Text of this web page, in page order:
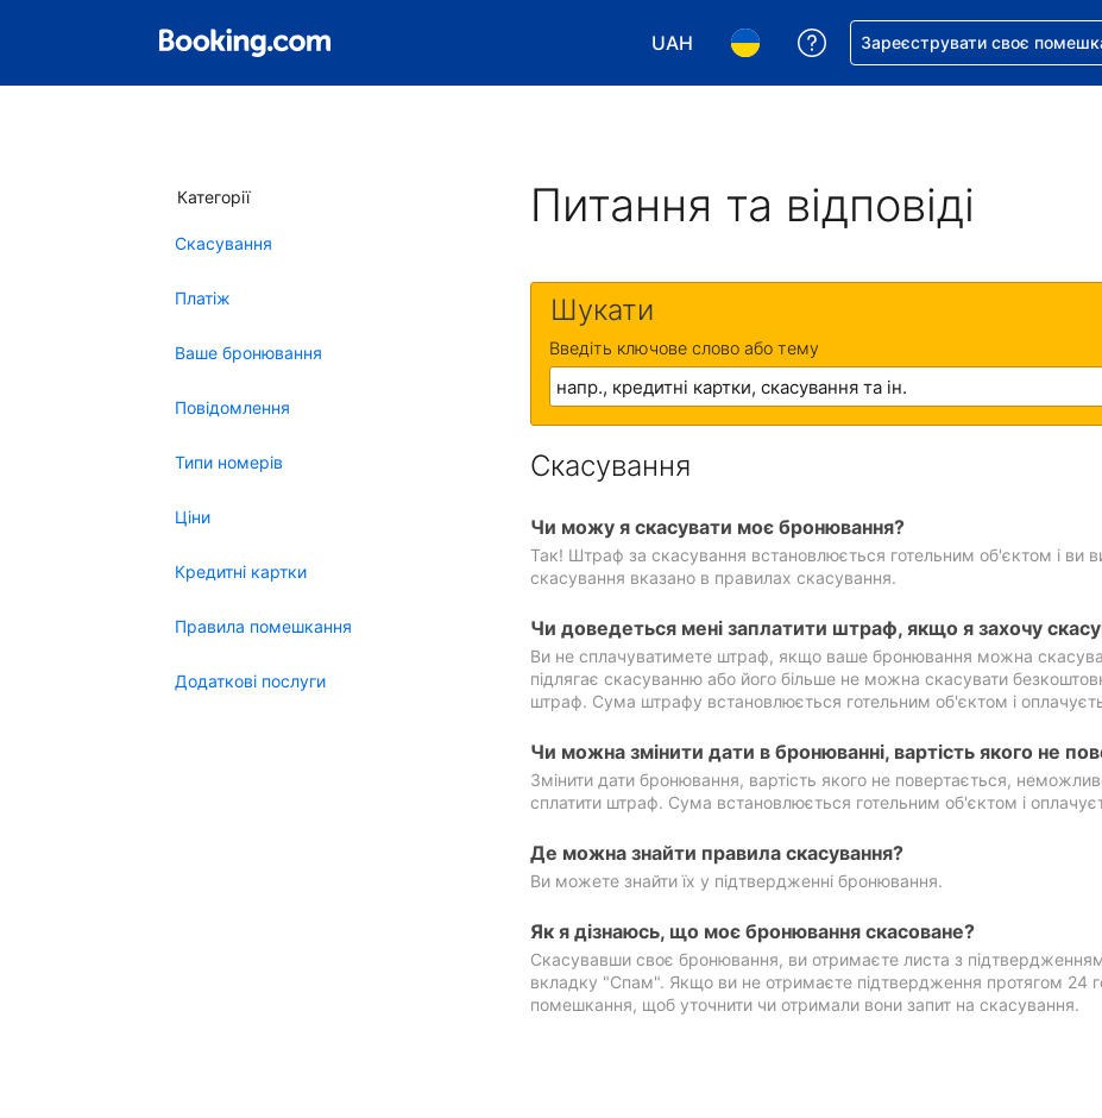
UAH
Виберіть валюту. Ваша поточна валюта:
Виберіть мову. Ваша поточна мова:
Отримайте допомогу з
Зареєструвати своє
Категорії
Скасування
Платіж
Ваше бронювання
Повідомлення
Типи номерів
Ціни
Кредитні картки
Правила помешкання
Додаткові послуги
Питання та відповіді
Шукати
Введіть ключове слово або тему
Скасування
Чи можу я скасувати моє бронювання?
Так! Штраф за скасування встановлюється готельним об'єктом і ви
скасування вказано в правилах скасування.
Чи доведеться мені заплатити штраф, якщо я захочу
Ви не сплачуватимете штраф, якщо ваше бронювання можна
підлягає скасуванню або його більше не можна скасувати
штраф. Сума штрафу встановлюється готельним об'єктом і
Чи можна змінити дати в бронюванні, вартість якого не
Змінити дати бронювання, вартість якого не повертається,
сплатити штраф. Сума встановлюється готельним об'єктом і
Де можна знайти правила скасування?
Ви можете знайти їх у підтвердженні бронювання.
Як я дізнаюсь, що моє бронювання скасоване?
Скасувавши своє бронювання, ви отримаєте листа з
вкладку "Спам". Якщо ви не отримаєте підтвердження протягом 24
помешкання, щоб уточнити чи отримали вони запит на скасування.